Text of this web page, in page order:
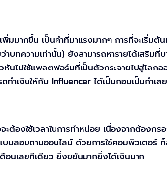
มากขึ้น เป็นคำที่มาแรงมากๆ การที่จะเริ่มต้
ทความเท่านั้น) ยังสามารถหารายได้เสริมที่
ไปใช้แพลตฟอร์มที่เป็นตัวกระจายไปสู่โลก
ำเงินให้กับ Influencer ได้เป็นกอบเป็นกำ
องใช้เวลาในการทำหน่อย เนื่องจากต้องก
บสอบถามออนไลน์ ด้วยการใช้คอมพิวเตอร์
นเลยทีเดียว ยิ่งขยันมากยิ่งได้เงินมาก